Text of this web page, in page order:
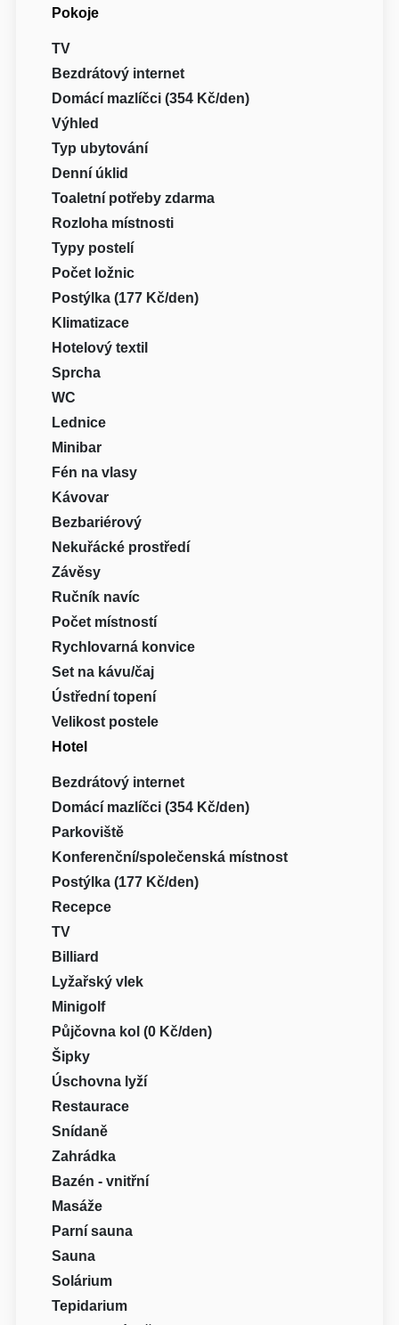
Pokoje
TV
Bezdrátový internet
Domácí mazlíčci (354 Kč/den)
Výhled
Typ ubytování
Denní úklid
Toaletní potřeby zdarma
Rozloha místnosti
Typy postelí
Počet ložnic
Postýlka (177 Kč/den)
Klimatizace
Hotelový textil
Sprcha
WC
Lednice
Minibar
Fén na vlasy
Kávovar
Bezbariérový
Nekuřácké prostředí
Závěsy
Ručník navíc
Počet místností
Rychlovarná konvice
Set na kávu/čaj
Ústřední topení
Velikost postele
Hotel
Bezdrátový internet
Domácí mazlíčci (354 Kč/den)
Parkoviště
Konferenční/společenská místnost
Postýlka (177 Kč/den)
Recepce
TV
Billiard
Lyžařský vlek
Minigolf
Půjčovna kol (0 Kč/den)
Šipky
Úschovna lyží
Restaurace
Snídaně
Zahrádka
Bazén - vnitřní
Masáže
Parní sauna
Sauna
Solárium
Tepidarium